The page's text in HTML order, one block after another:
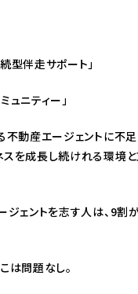
型伴走サポート」
ュニティー」
不動産エージェントに不
スを成長し続けれる環境
ジェントを志す人は、9割
は問題なし。